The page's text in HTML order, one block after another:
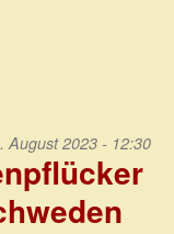
August 2023 - 12:30